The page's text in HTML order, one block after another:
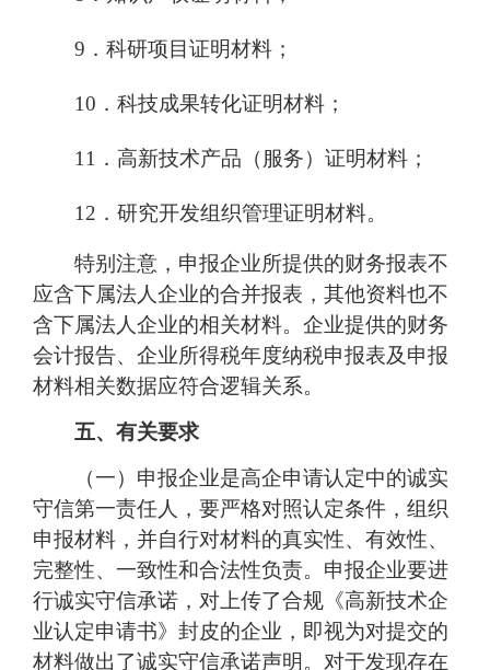
9．科研项目证明材料；
10．科技成果转化证明材料；
11．高新技术产品（服务）证明材料；
12．研究开发组织管理证明材料。
特别注意，申报企业所提供的财务报表不
应含下属法人企业的合并报表，其他资料也不
含下属法人企业的相关材料。企业提供的财务
会计报告、企业所得税年度纳税申报表及申报
材料相关数据应符合逻辑关系。
五、有关要求
（一）申报企业是高企申请认定中的诚实
守信第一责任人，要严格对照认定条件，组织
申报材料，并自行对材料的真实性、有效性、
完整性、一致性和合法性负责。申报企业要进
行诚实守信承诺，对上传了合规《高新技术企
业认定申请书》封皮的企业，即视为对提交的
材料做出了诚实守信承诺声明。对于发现存在